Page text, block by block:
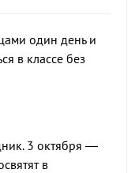
один день и
в классе без
3 октября —
в